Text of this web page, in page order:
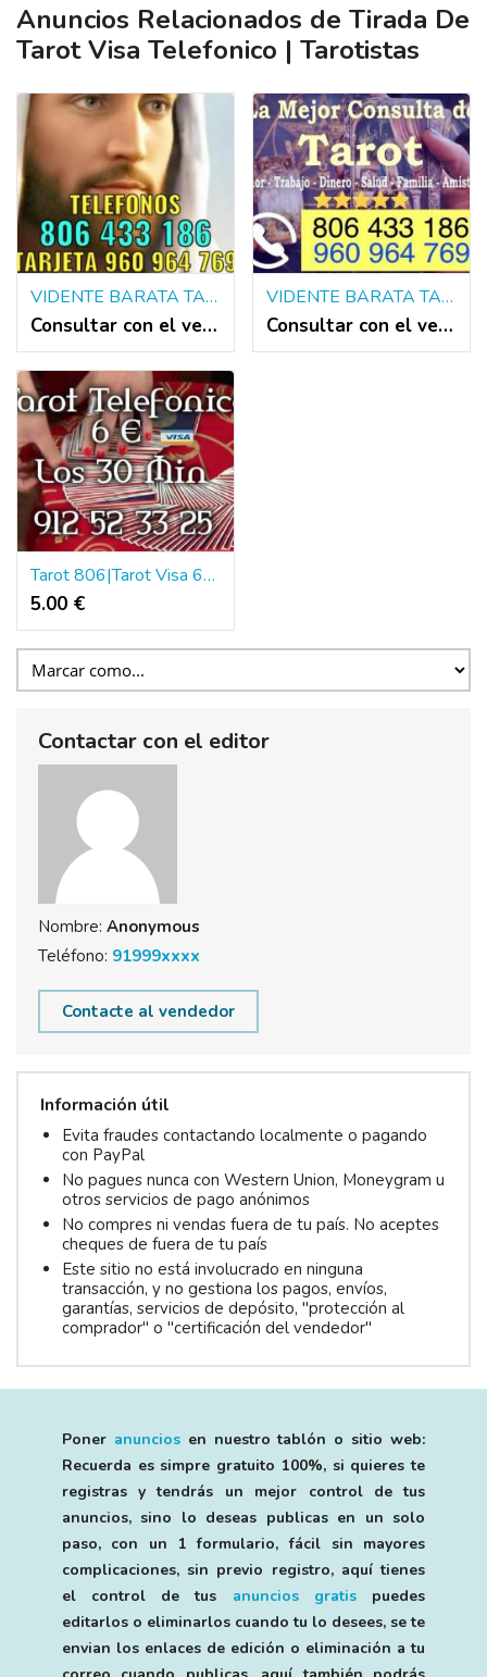
Anuncios Relacionados de Tirada De
Tarot Visa Telefonico | Tarotistas
VIDENTE BARATA TAROTISTA ESPAÑOLA RÁPIDA QUE ACIERTE TODO ☎️☎️❤️❤️❤️
Consultar con el vendedor
VIDENTE BARATA TAROTISTA ESPAÑOLA RÁPIDA QUE ACIERTE TODO ❤️❤️☎️☎️☎️☎️
Consultar con el vendedor
Tarot 806|Tarot Visa 6€ los 30 Min.
5.00 €
Contactar con el editor
Nombre: Anonymous
Teléfono: 91999xxxx
Contacte al vendedor
Información útil
Evita fraudes contactando localmente o pagando
con PayPal
No pagues nunca con Western Union, Moneygram u
otros servicios de pago anónimos
No compres ni vendas fuera de tu país. No aceptes
cheques de fuera de tu país
Este sitio no está involucrado en ninguna
transacción, y no gestiona los pagos, envíos,
garantías, servicios de depósito, "protección al
comprador" o "certificación del vendedor"
Poner anunciosen nuestro tablón o sitio web:
Recuerda es simpre gratuito 100%, si quieres te
registras y tendrás un mejor control de tus
anuncios, sino lo deseas publicas en un solo
paso, con un 1 formulario, fácil sin mayores
complicaciones, sin previo registro, aquí tienes
el control de tus anuncios gratispuedes
editarlos o eliminarlos cuando tu lo desees, se te
envian los enlaces de edición o eliminación a tu